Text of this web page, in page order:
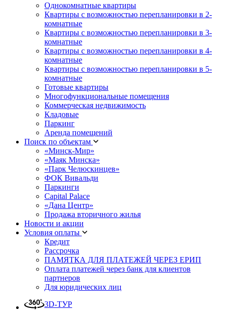
Однокомнатные квартиры
Квартиры с возможностью перепланировки в 2-
комнатные
Квартиры с возможностью перепланировки в 3-
комнатные
Квартиры с возможностью перепланировки в 4-
комнатные
Квартиры с возможностью перепланировки в 5-
комнатные
Готовые квартиры
Многофункциональные помещения
Коммерческая недвижимость
Кладовые
Паркинг
Аренда помещений
Поиск по объектам
«Минск-Мир»
«Маяк Минска»
«Парк Челюскинцев»
ФОК Вивальди
Паркинги
Capital Palace
«Дана Центр»
Продажа вторичного жилья
Новости и акции
Условия оплаты
Кредит
Рассрочка
ПАМЯТКА ДЛЯ ПЛАТЕЖЕЙ ЧЕРЕЗ ЕРИП
Оплата платежей через банк для клиентов
партнеров
Для юридических лиц
3D-ТУР